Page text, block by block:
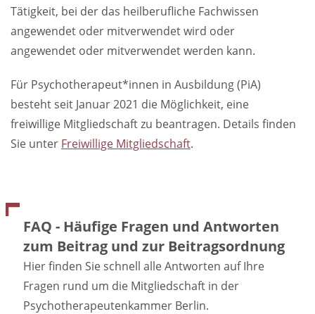
Tätigkeit, bei der das heilberufliche Fachwissen
angewendet oder mitverwendet wird oder
angewendet oder mitverwendet werden kann.
Für Psychotherapeut*innen in Ausbildung (PiA)
besteht seit Januar 2021 die Möglichkeit, eine
freiwillige Mitgliedschaft zu beantragen. Details finden
Sie unter Freiwillige Mitgliedschaft.
FAQ - Häufige Fragen und Antworten
zum Beitrag und zur Beitragsordnung
Hier finden Sie schnell alle Antworten auf Ihre
Fragen rund um die Mitgliedschaft in der
Psychotherapeutenkammer Berlin.